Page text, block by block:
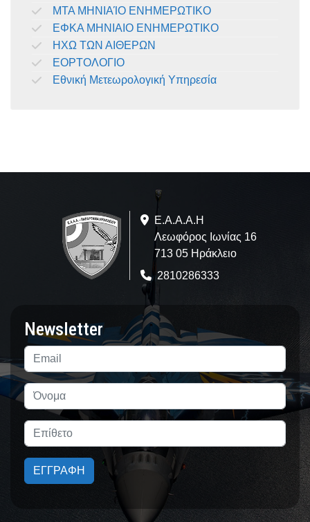
ΜΤΑ ΜΗΝΙΑΊΟ ΕΝΗΜΕΡΩΤΙΚΟ
ΕΦΚΑ ΜΗΝΙΑΙΟ ΕΝΗΜΕΡΩΤΙΚΟ
ΗΧΩ ΤΩΝ ΑΙΘΕΡΩΝ
ΕΟΡΤΟΛΟΓΙΟ
Εθνική Μετεωρολογική Υπηρεσία
Ε.A.Α.Α.Η
Λεωφόρος Ιωνίας 16
713 05 Ηράκλειο
2810286333
Newsletter
ΕΓΓΡΑΦΗ